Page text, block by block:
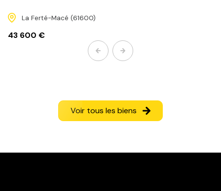
La Ferté-Macé (61600)
43 600 €
Voir tous les biens